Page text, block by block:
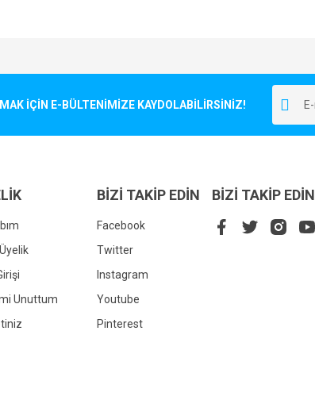
İÇİN E-BÜLTENİMİZE KAYDOLABİLİRSİNİZ!
Unuttum
BİZİ TAKİP EDİN
Facebook
Twitter
Instagram
Youtube
Pinterest
BİZİ TAKİP EDİN